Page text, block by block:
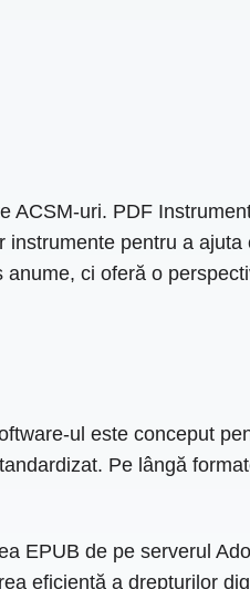
uri. PDF
pentru a
ci oferă o
ul este conceput
Pe lângă
EPUB de pe serverul
eficientă a drepturilor